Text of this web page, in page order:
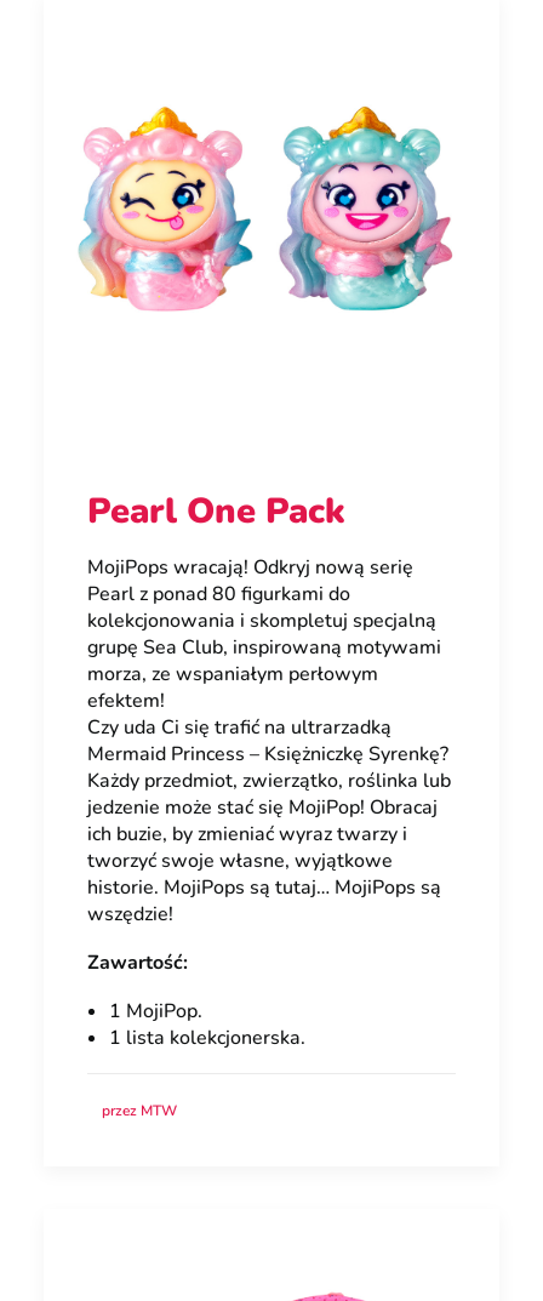
Pearl One Pack
MojiPops wracają! Odkryj nową serię
Pearl z ponad 80 figurkami do
kolekcjonowania i skompletuj specjalną
grupę Sea Club, inspirowaną motywami
morza, ze wspaniałym perłowym
efektem!
Czy uda Ci się trafić na ultrarzadką
Mermaid Princess – Księżniczkę Syrenkę?
Każdy przedmiot, zwierzątko, roślinka lub
jedzenie może stać się MojiPop! Obracaj
ich buzie, by zmieniać wyraz twarzy i
tworzyć swoje własne, wyjątkowe
historie. MojiPops są tutaj… MojiPops są
wszędzie!
Zawartość:
1 MojiPop.
1 lista kolekcjonerska.
przez MTW